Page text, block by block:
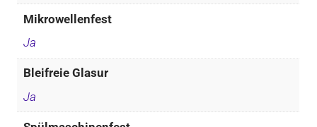
Mikrowellenfest
Ja
Bleifreie Glasur
Ja